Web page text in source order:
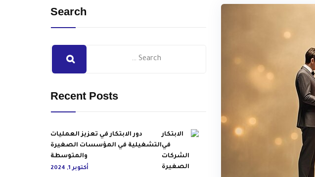
Search
Recent Posts
دور الابتكار في تعزيز العمليات
التشغيلية في المؤسسات الصغيرة
والمتوسطة
أكتوبر 1, 2024